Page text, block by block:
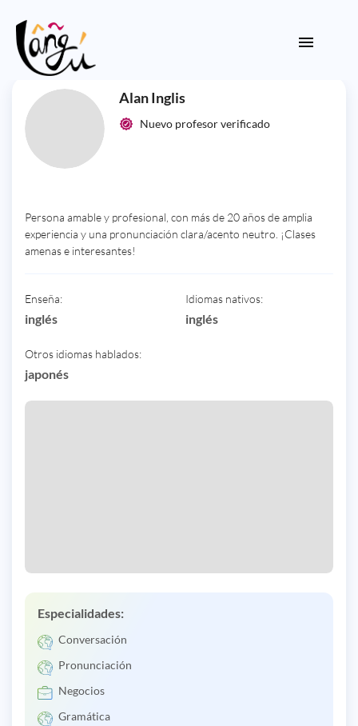
Alan Inglis
Nuevo profesor verificado
Persona amable y profesional, con más de 20 años de amplia
experiencia y una pronunciación clara/acento neutro. ¡Clases
amenas e interesantes!
Enseña:
inglés
Idiomas nativos:
inglés
Otros idiomas hablados:
japonés
Especialidades:
Conversación
Pronunciación
Negocios
Gramática